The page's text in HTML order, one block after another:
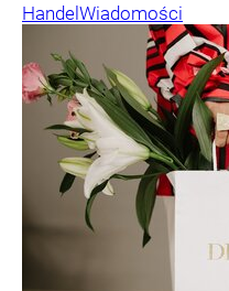
Handel Wiadomości